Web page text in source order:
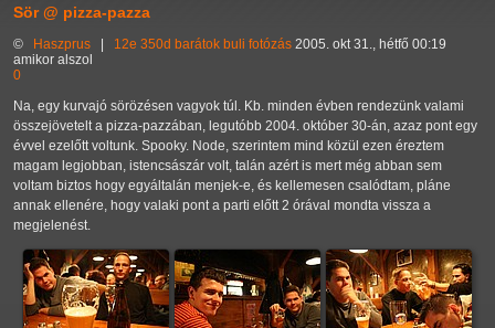
Sör @ pizza-pazza
© Haszprus 12e 350d barátok buli fotózás 2005. okt 31., hétfő 00:19
amikor alszol
0
Na, egy kurvajó sörözésen vagyok túl. Kb. minden évben rendezünk valami
összejövetelt a pizza-pazzában, legutóbb 2004. október 30-án, azaz pont egy
évvel ezelőtt voltunk. Spooky. Node, szerintem mind közül ezen éreztem
magam legjobban, istencsászár volt, talán azért is mert még abban sem
voltam biztos hogy egyáltalán menjek-e, és kellemesen csalódtam, pláne
annak ellenére, hogy valaki pont a parti előtt 2 órával mondta vissza a
megjelenést.